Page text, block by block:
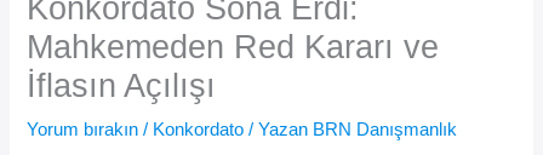
Konkordato Sona Erdi:
Mahkemeden Red Kararı ve
İflasın Açılışı
Yorum bırakın / Konkordato / Yazan BRN Danışmanlık